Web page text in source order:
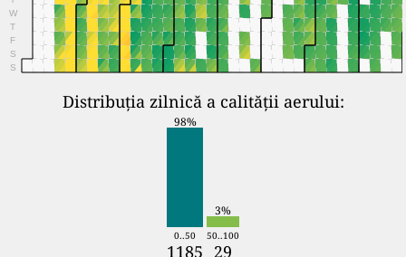
W
T
F
S
S
Distribuția zilnică a calității aerului:
98%
3%
0..50 50..100
1185 29